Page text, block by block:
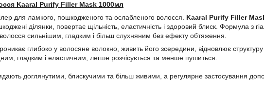
Kaaral Purify Filler Mask 1000мл
для ламкого, пошкодженого та ослабленого волосся. Kaaral Purify Filler
ділянки, повертає щільність, еластичність і здоровий блиск. Формула з
сильнішим, гладким і більш слухняним без ефекту обтяження.
глибоко у волосяне волокно, живить його зсередини, відновлює
гладким і еластичним, легше розчісується та менше пушиться.
доглянутими, блискучими та більш живими, а регулярне застосування